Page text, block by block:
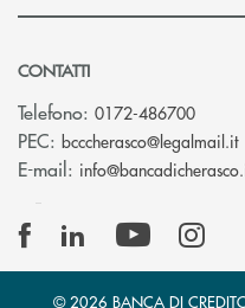
CONTATTI
Telefono: 0172-486700
PEC: bcccherasco@legalmail.it
E-mail:
© 2026 BANCA DI